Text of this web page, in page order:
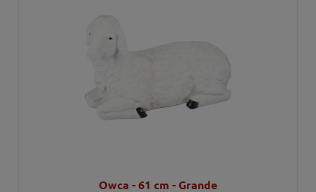
Owca - 61 cm - Grande